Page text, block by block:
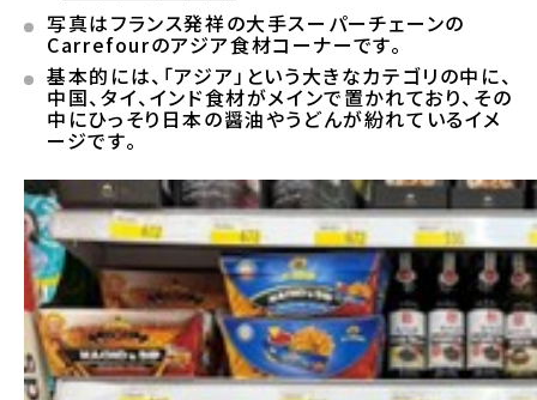
写真はフランス発祥の大手スーパーチェーンの
Carrefourのアジア食材コーナーです。
基本的には、「アジア」という大きなカテゴリの中に、
中国、タイ、インド食材がメインで置かれており、その
中にひっそり日本の醤油やうどんが紛れているイメ
ージです。